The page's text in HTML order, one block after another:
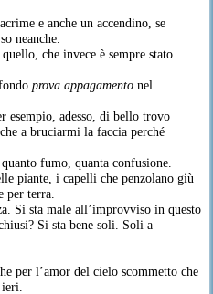
e anche un accendino, se
neanche.
che invece è sempre stato
prova appagamento nel
esempio, adesso, di bello trovo
a bruciarmi la faccia perché
fumo, quanta confusione.
piante, i capelli che penzolano giù
per terra.
Si sta male all’improvviso in questo
Si sta bene soli. Soli a
per l’amor del cielo scommetto che
ieri.